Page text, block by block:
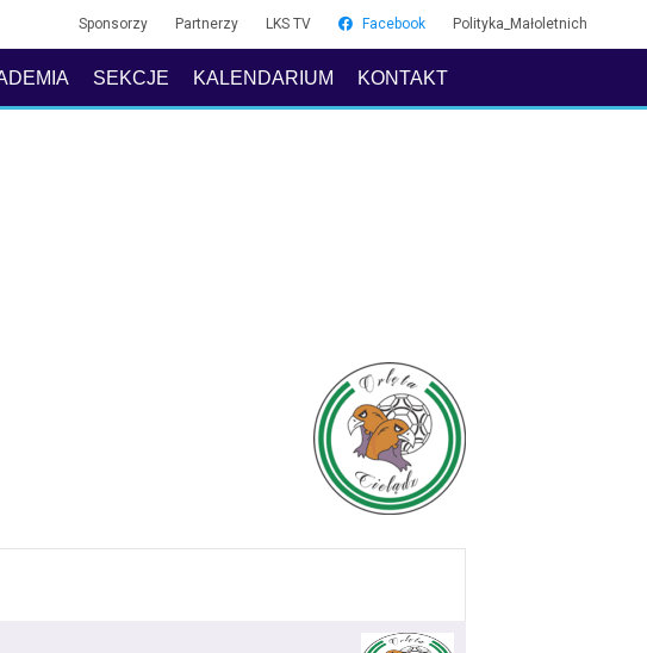
Sponsorzy Partnerzy LKS TV Facebook Polityka_Małoletnich
SEKCJE KALENDARIUM KONTAKT